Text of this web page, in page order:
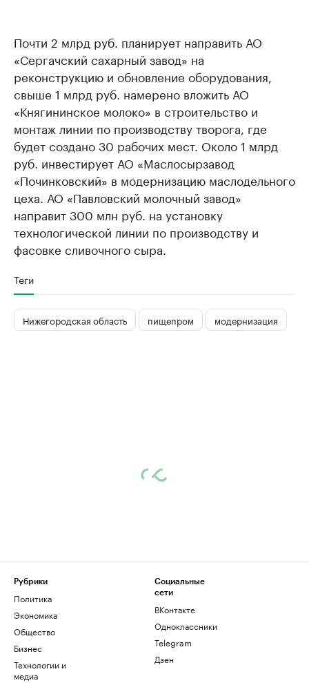
Почти 2 млрд руб. планирует направить АО
«Сергачский сахарный завод» на
реконструкцию и обновление оборудования,
свыше 1 млрд руб. намерено вложить АО
«Княгининское молоко» в строительство и
монтаж линии по производству творога, где
будет создано 30 рабочих мест. Около 1 млрд
руб. инвестирует АО «Маслосырзавод
«Починковский» в модернизацию маслодельного
цеха. АО «Павловский молочный завод»
направит 300 млн руб. на установку
технологической линии по производству и
фасовке сливочного сыра.
Теги
Нижегородская область пищепром модернизация
Рубрики
Политика
Экономика
Общество
Бизнес
Технологии и
медиа
Социальные
сети
ВКонтакте
Одноклассники
Telegram
Дзен